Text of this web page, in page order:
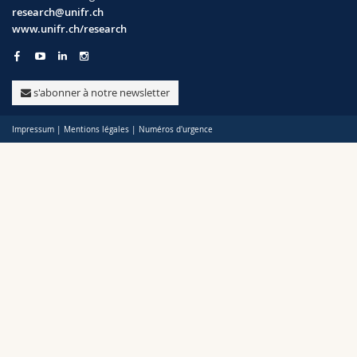
Sciences et médecine
Interfacultaire
Collaborateurs
Doctorants
Webmail
Programme des cours
MyUnifr
Politiques
Soutien
Unifr
research@unifr.ch
www.unifr.ch/research
s'abonner à notre newsletter
Impressum | Mentions légales | Numéros d'urgence